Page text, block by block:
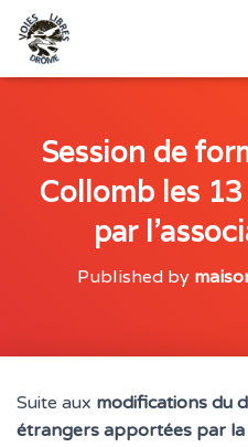
Session de
Collomb les
par
Published by
Suite aux modifications du
étrangers apportées par la